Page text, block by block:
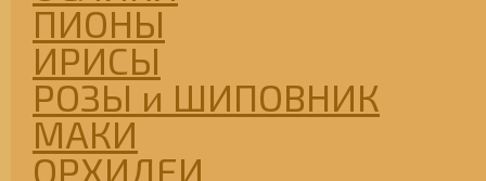
ПИОНЫ
ИРИСЫ
РОЗЫ и ШИПОВНИК
МАКИ
ОРХИДЕИ